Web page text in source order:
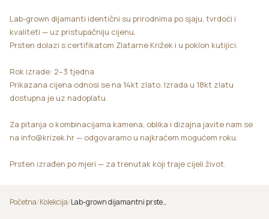
Lab-grown dijamanti identični su prirodnima po sjaju, tvrdoći i
kvaliteti — uz pristupačniju cijenu.
Prsten dolazi s certifikatom Zlatarne Križek i u poklon kutijici.
Rok izrade: 2–3 tjedna
Prikazana cijena odnosi se na 14kt zlato. Izrada u 18kt zlatu
dostupna je uz nadoplatu.
Za pitanja o kombinacijama kamena, oblika i dizajna javite nam se
na info@krizek.hr — odgovaramo u najkraćem mogućem roku.
Prsten izrađen po mjeri — za trenutak koji traje cijeli život.
Početna/Kolekcija/ Lab-grown dijamantni prsten B3683 LG